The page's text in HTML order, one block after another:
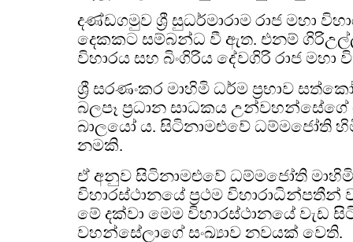
දණ්ඩගමුව ශ්‍රී සුධර්මාරාම රාජ මහා
දෙකකට සම්බන්ධ වී ඇත. එනම් ගිරිඋල්ල
විහාරය සහ බිංගිරිය දේවගිරි රාජ මහා
ශ්‍රී සරණංකර මාහිමි ධර්ම ප්‍රභාව
බලපෑ ප්‍රධාන සාධකය උන්වහන්සේගේ
බාලයෝ ය. සිටිනාමළුවේ ධම්මජෝති
නමකි.
ඒ අනුව සිටිනාමළුවේ ධම්මජෝති මාහිමි
විහාරස්ථානයේ ප්‍රථම
මේ දක්වා මෙම විහාරස්ථානයේ වැඩ
වහන්සේලාගේ සංඛ්‍යාව නවයක් වෙති.